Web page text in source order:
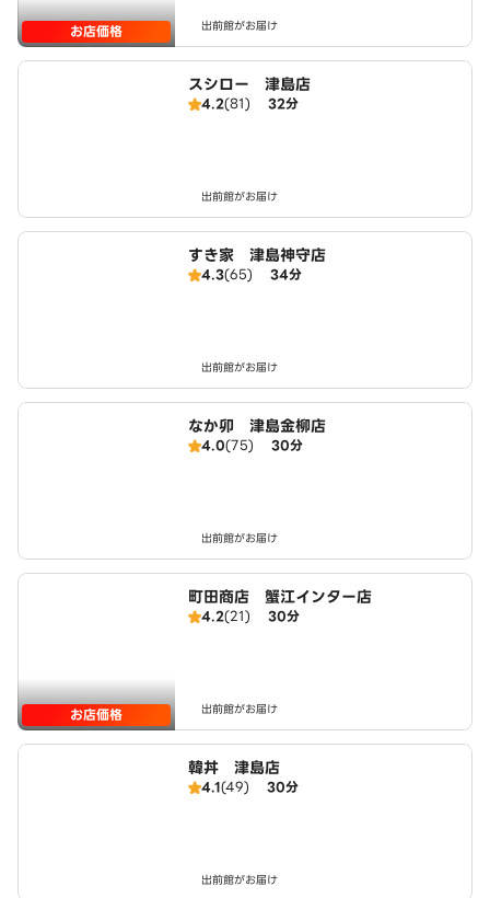
お店価格 出前館がお届け
スシロー 津島店
4.2(81) 32分
出前館がお届け
すき家 津島神守店
4.3(65) 34分
出前館がお届け
なか卯 津島金柳店
4.0(75) 30分
出前館がお届け
お店価格
町田商店 蟹江インター店
4.2(21) 30分
出前館がお届け
韓丼 津島店
4.1(49) 30分
出前館がお届け